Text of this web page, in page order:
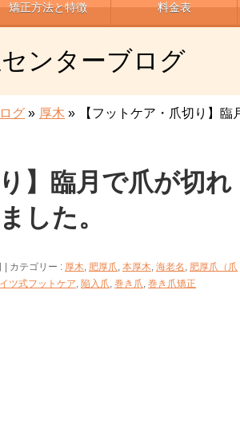
矯正方法と特徴 料金表
ンターブログ
グ » 厚木 » 【フットケア・爪切り】臨
】臨月で爪が切れ
した。
カテゴリー : 厚木, 肥厚爪, 本厚木, 海老名 , 肥厚爪（爪
イツ式フットケア, 陥入爪, 巻き爪, 巻き爪矯正